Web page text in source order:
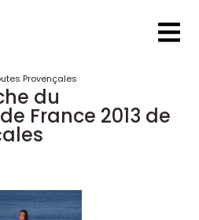
Provençales
du
France 2013 de